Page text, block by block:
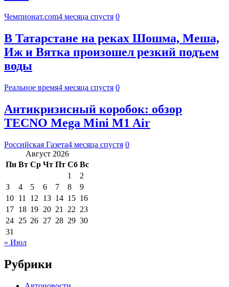
Чемпионат.com4 месяца спустя 0
В Татарстане на реках Шошма, Меша,
Иж и Вятка произошел резкий подъем
воды
Реальное время4 месяца спустя 0
Антикризисный коробок: обзор
TECNO Mega Mini M1 Air
Российская Газета4 месяца спустя 0
Август 2026
Пн Вт Ср Чт Пт Сб Вс
1
2
3
4 5 6 7 8
9
10 11 12 13 14 15 16
17 18 19 20 21 22 23
24 25 26 27 28 29 30
31
« Июл
Рубрики